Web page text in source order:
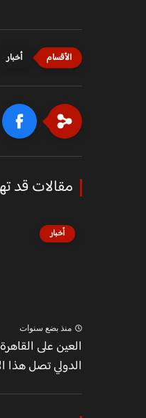
أخبار
مقالات قد
أخبار
منذ بضع سنوات
العين على
الدولي تصل هذا